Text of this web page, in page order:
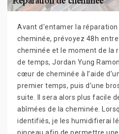
Avant d'entamer la
cheminée, prévoyez 48h
cheminée et le moment de la
de temps, Jordan Yung
cœur de cheminée à l’aide
premier temps, puis d’une
suite. Il sera alors plus facile
abîmées de la cheminée.
identifiés, je les humidifierai